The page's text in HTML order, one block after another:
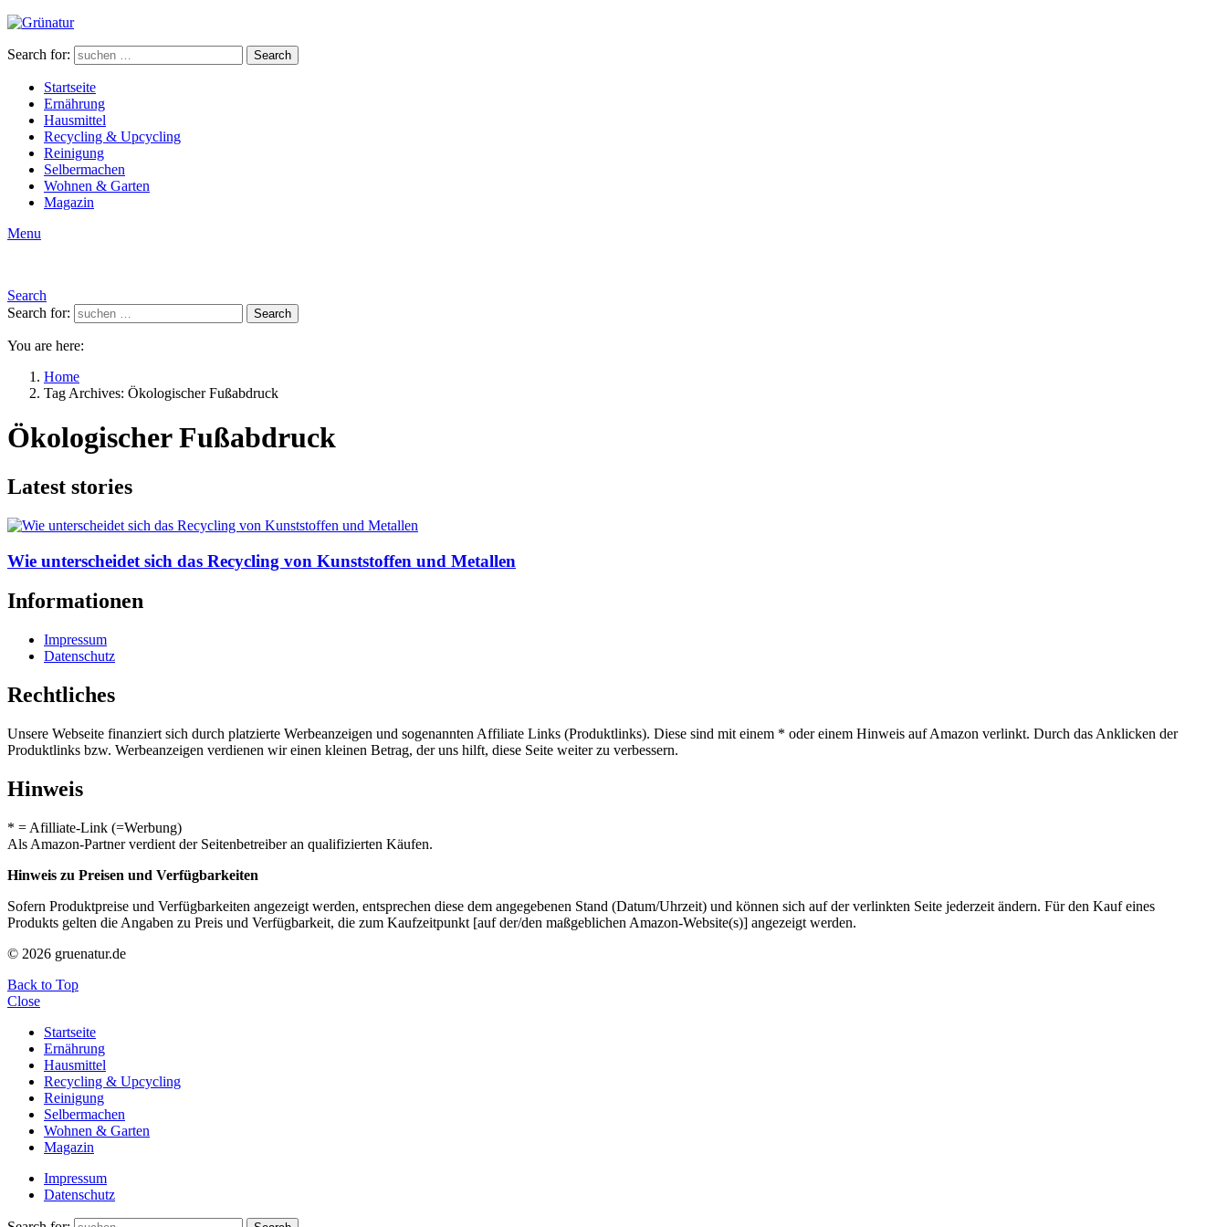
Search for: Search
Startseite
Ernährung
Hausmittel
Recycling & Upcycling
Reinigung
Selbermachen
Wohnen & Garten
Magazin
Menu
Search
Search for:
Search
You are here:
Home
Tag Archives: Ökologischer Fußabdruck
Ökologischer Fußabdruck
Latest stories
Wie unterscheidet sich das Recycling von Kunststoffen und Metallen
Informationen
Impressum
Datenschutz
Rechtliches
Unsere Webseite finanziert sich durch platzierte Werbeanzeigen und sogenannten Affiliate Links (Produktlinks). Diese sind mit einem * oder einem Hinweis auf Amazon verlinkt. Durch das Anklicken der
Produktlinks bzw. Werbeanzeigen verdienen wir einen kleinen Betrag, der uns hilft, diese Seite weiter zu verbessern.
Hinweis
* = Afilliate-Link (=Werbung)
Als Amazon-Partner verdient der Seitenbetreiber an qualifizierten Käufen.
Hinweis zu Preisen und Verfügbarkeiten
Sofern Produktpreise und Verfügbarkeiten angezeigt werden, entsprechen diese dem angegebenen Stand (Datum/Uhrzeit) und können sich auf der verlinkten Seite jederzeit ändern. Für den Kauf eines
Produkts gelten die Angaben zu Preis und Verfügbarkeit, die zum Kaufzeitpunkt [auf der/den maßgeblichen Amazon-Website(s)] angezeigt werden.
© 2026 gruenatur.de
Back to Top
Close
Startseite
Ernährung
Hausmittel
Recycling & Upcycling
Reinigung
Selbermachen
Wohnen & Garten
Magazin
Impressum
Datenschutz